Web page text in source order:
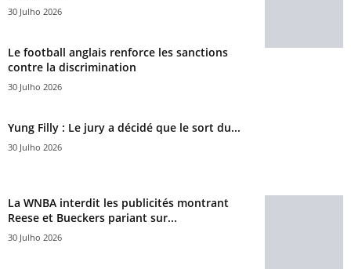
30 Julho 2026
Le football anglais renforce les sanctions
contre la discrimination
30 Julho 2026
Yung Filly : Le jury a décidé que le sort du...
30 Julho 2026
La WNBA interdit les publicités montrant
Reese et Bueckers pariant sur...
30 Julho 2026